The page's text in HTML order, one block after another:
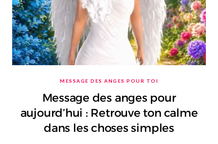
MESSAGE DES ANGES POUR TOI
Message des anges pour
aujourd’hui : Retrouve ton calme
dans les choses simples